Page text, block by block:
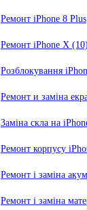
Ремонт iPhone 8 Plus
Ремонт iPhone X (10)
Розблокування
Ремонт и заміна
Заміна скла на
Ремонт корпусу
Ремонт і заміна
Ремонт і заміна